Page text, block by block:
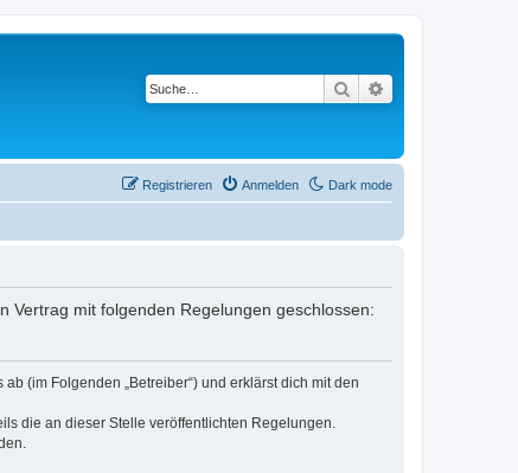
Suche
Dark mode
Anmelden
Registrieren
Vertrag mit folgenden Regelungen geschlossen:
(im Folgenden „Betreiber“) und erklärst dich mit den
die an dieser Stelle veröffentlichten Regelungen.